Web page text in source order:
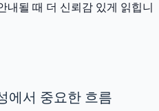
내될 때 더 신뢰감 있게 읽힙니
에서 중요한 흐름